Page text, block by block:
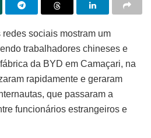
sociais mostram um
trabalhadores chineses e
da BYD em Camaçari, na
rapidamente e geraram
que passaram a
funcionários estrangeiros e